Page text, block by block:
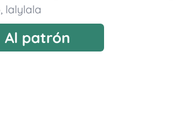
, lalylala
Al patrón